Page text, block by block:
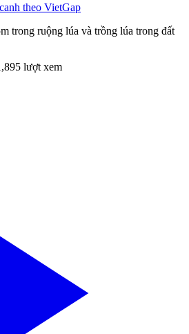
theo VietGap
trong ruộng lúa và trồng lúa trong đất
lượt xem